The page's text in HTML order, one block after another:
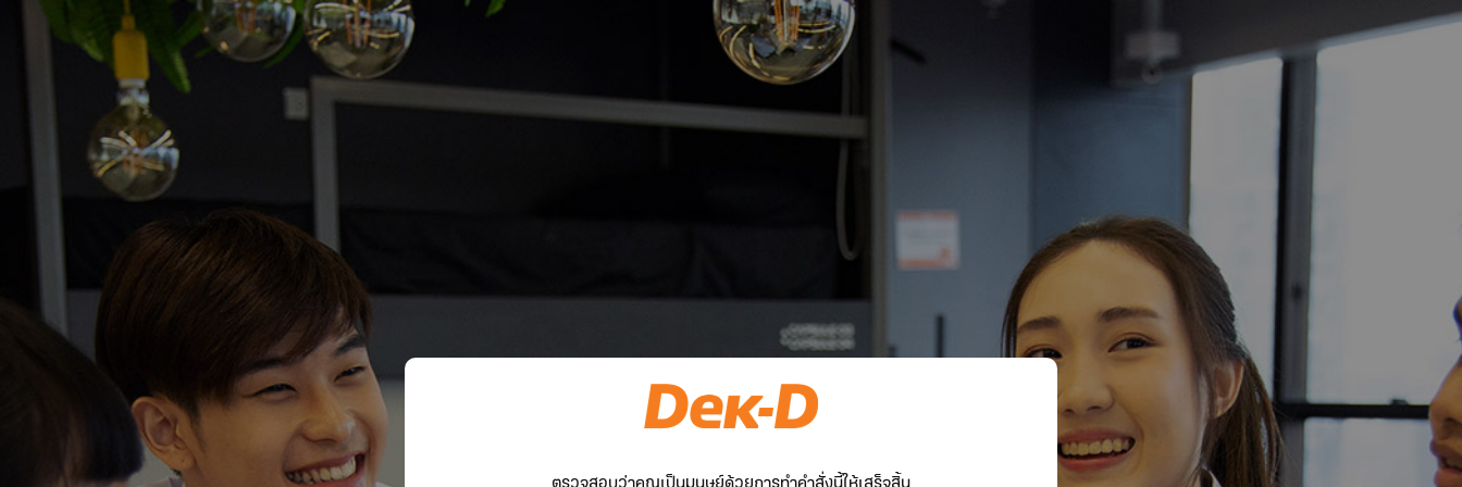
ตรวจสอบว่าคุณเป็นมนุษย์ด้วยการทำคำสั่งนี้ให้เสร็จสิ้น